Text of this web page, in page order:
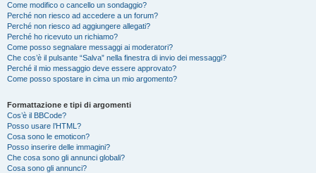
Come modifico o cancello un sondaggio?
Perché non riesco ad accedere a un forum?
Perché non riesco ad aggiungere allegati?
Perché ho ricevuto un richiamo?
Come posso segnalare messaggi ai moderatori?
Che cos’è il pulsante “Salva” nella finestra di invio dei messaggi?
Perché il mio messaggio deve essere approvato?
Come posso spostare in cima un mio argomento?
Formattazione e tipi di argomenti
Cos’è il BBCode?
Posso usare l’HTML?
Cosa sono le emoticon?
Posso inserire delle immagini?
Che cosa sono gli annunci globali?
Cosa sono gli annunci?